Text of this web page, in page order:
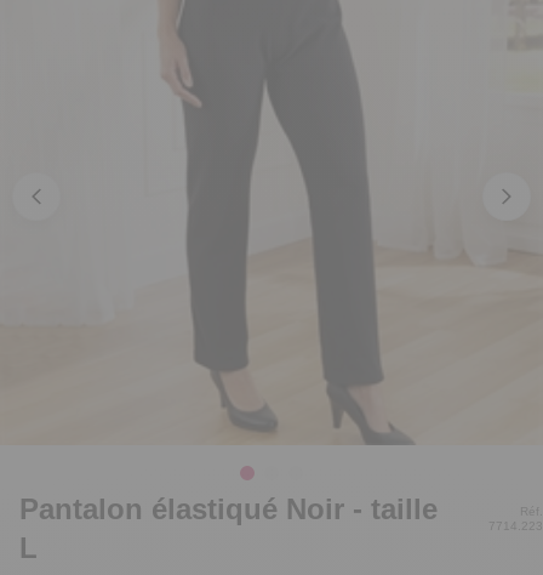
Pantalon élastiqué Noir - taille
L
Réf.
7714.223